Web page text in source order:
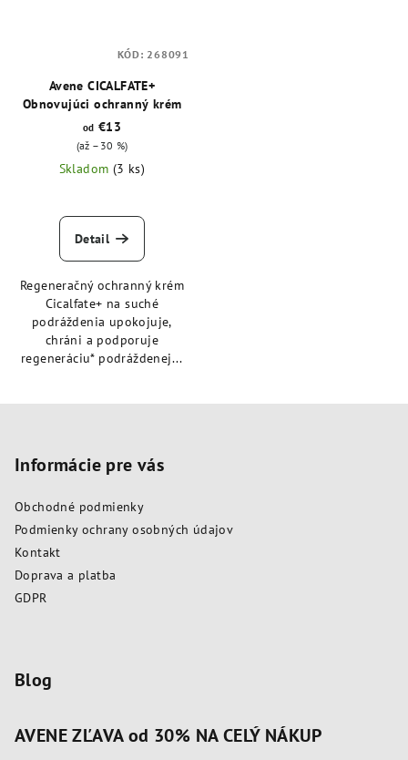
Avene CICALFATE+
Obnovujúci ochranný krém
od €13
(až –30 %)
Skladom (3 ks)
Detail
Regeneračný ochranný krém
Cicalfate+ na suché
podráždenia upokojuje,
chráni a podporuje
regeneráciu* podráždenej...
KÓD: 268091
Informácie pre vás
Obchodné podmienky
Podmienky ochrany osobných údajov
Kontakt
Doprava a platba
GDPR
Blog
AVENE ZĽAVA od 30% NA CELÝ NÁKUP